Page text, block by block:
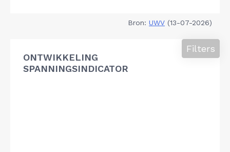
Bron: UWV (13-07-2026)
ONTWIKKELING
SPANNINGSINDICATOR
Filters